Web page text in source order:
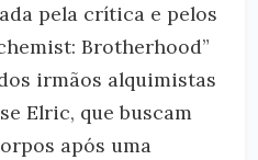
pela crítica e pelos
Brotherhood”
irmãos alquimistas
Elric, que buscam
após uma